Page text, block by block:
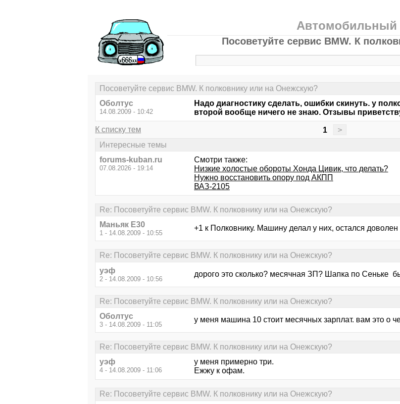
Посоветуйте сервис BMW. К
Посоветуйте сервис BMW. К полковнику или на Онежскую?
Оболтус
14.08.2009 - 10:42
Надо диагностику сделать, ошибки скинуть. у
второй вообще ничего не знаю. Отзывы
К списку тем 1 >
Интересные темы
forums-kuban.ru
07.08.2026 - 19:14
Смотри также:
Низкие холостые обороты Хонда Цивик, что делать?
Нужно восстановить опору под АКПП
ВАЗ-2105
Re: Посоветуйте сервис BMW. К полковнику или на Онежскую?
Маньяк E30
1 - 14.08.2009 - 10:55
+1 к Полковнику. Машину делал у них, остался доволен
Re: Посоветуйте сервис BMW. К полковнику или на Онежскую?
уэф
2 - 14.08.2009 - 10:56
дорого это сколько? месячная ЗП? Шапка по Сеньке
Re: Посоветуйте сервис BMW. К полковнику или на Онежскую?
Оболтус
3 - 14.08.2009 - 11:05
у меня машина 10 стоит месячных зарплат. вам это о
Re: Посоветуйте сервис BMW. К полковнику или на Онежскую?
уэф
4 - 14.08.2009 - 11:06
у меня примерно три.
Ежжу к офам.
Re: Посоветуйте сервис BMW. К полковнику или на Онежскую?